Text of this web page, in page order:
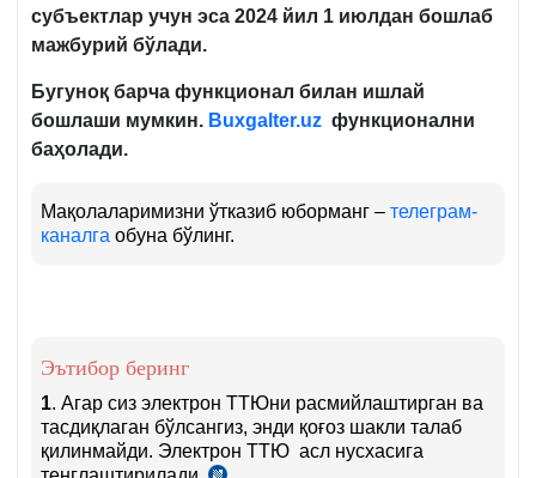
субъектлар учун эса 2024 йил 1 июлдан бошлаб
мажбурий бўлади.
Бугуноқ барча функционал билан ишлай
бошлаши мумкин. Buxgalter.uz функционални
баҳолади.
Мақолаларимизни ўтказиб юборманг – телеграм-
каналга обуна бўлинг.
Эътибор беринг
1. Агар сиз электрон ТТЮни расмийлаштирган ва
тасдиқлаган бўлсангиз, энди қоғоз шакли талаб
қилинмайди. Электрон ТТЮ асл нусхасига